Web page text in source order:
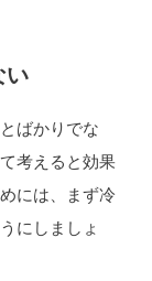
い
ばかりでな
考えると効果
には、まず冷
にしましょ